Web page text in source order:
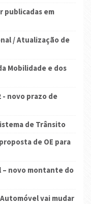
publicadas em
/ Atualização de
Mobilidade e dos
- novo prazo de
de Trânsito
de OE para
– novo montante do
vai mudar